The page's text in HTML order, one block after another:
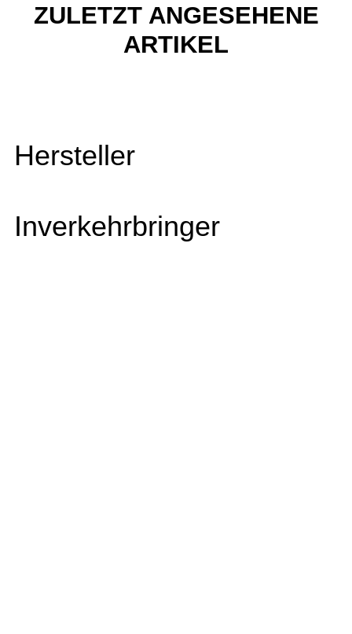
ZULETZT ANGESEHENE
ARTIKEL
Hersteller
Inverkehrbringer